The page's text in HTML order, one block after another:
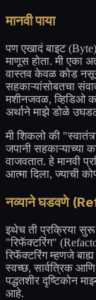
मानवी पाया
पण एखादं बाइट (Byte)
माणूस होता. मी एका
वास्तव केवळ कोड
सहकाऱ्यांसोबतचा
मशीनजवळ, व्हिडिओ
अर्थाने माझे डोळे
मी शिकलो की
जपानी सहकाऱ्याच्या
वाजवतात. हे मानवी
आत्मा दिला, ज्याची
नव्याने घडवणे
इथेच ती प्रक्रिया
"रिफॅक्टरिंग"
रिफॅक्टरिंग म्हणजे
स्वच्छ, सार्वत्रिक
पद्धतशीर दृष्टिकोन
आहे.